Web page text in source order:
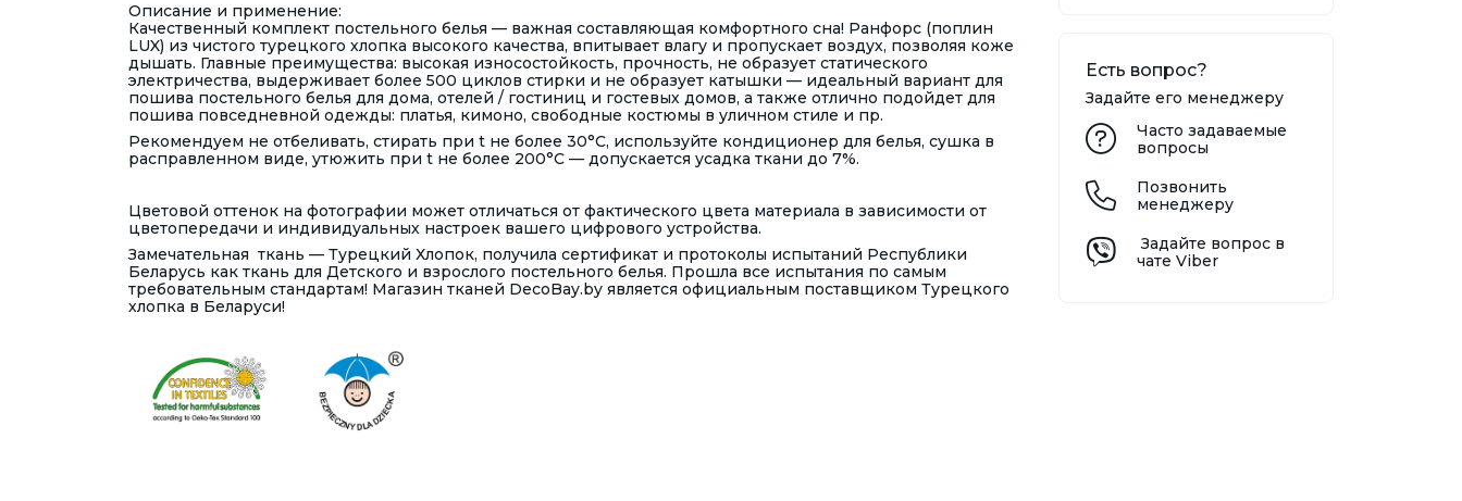
Описание и применение:
Качественный комплект постельного белья — важная составляющая комфортного сна! Ранфорс (поплин
LUX) из чистого турецкого хлопка высокого качества, впитывает влагу и пропускает воздух, позволяя коже
дышать. Главные преимущества: высокая износостойкость, прочность, не образует статического
электричества, выдерживает более 500 циклов стирки и не образует катышки — идеальный вариант для
пошива постельного белья для дома, отелей / гостиниц и гостевых домов, а также отлично подойдет для
пошива повседневной одежды: платья, кимоно, свободные костюмы в уличном стиле и пр.
Рекомендуем не отбеливать, стирать при t не более 30°С, используйте кондиционер для белья, сушка в
расправленном виде, утюжить при t не более 200°С — допускается усадка ткани до 7%.
Цветовой оттенок на фотографии может отличаться от фактического цвета материала в зависимости от
цветопередачи и индивидуальных настроек вашего цифрового устройства.
Замечательная ткань — Турецкий Хлопок, получила сертификат и протоколы испытаний Республики
Беларусь как ткань для Детского и взрослого постельного белья. Прошла все испытания по самым
требовательным стандартам! Магазин тканей DecoBay.by является официальным поставщиком Турецкого
хлопка в Беларуси!
Есть вопрос?
Задайте его менеджеру
Часто задаваемые
вопросы
Позвонить
менеджеру
Задайте вопрос в
чате Viber